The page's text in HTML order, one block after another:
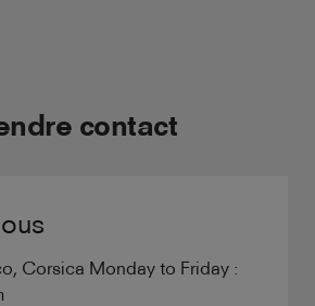
contact
Corsica Monday to Friday :